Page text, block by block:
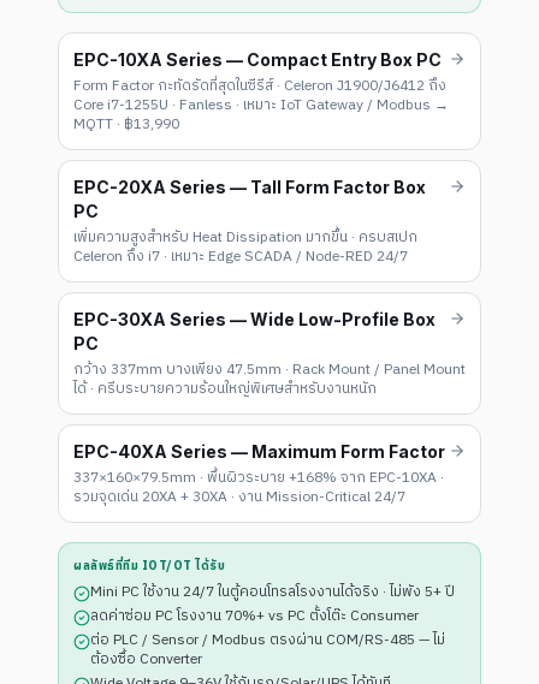
EPC-10XA Series — Compact Entry Box PC
Form Factor กะทัดรัดที่สุดในซีรีส์ · Celeron J1900/J6412 ถึง
Core i7-1255U · Fanless · เหมาะ IoT Gateway / Modbus →
MQTT · ฿13,990
EPC-20XA Series — Tall Form Factor Box
PC
เพิ่มความสูงสำหรับ Heat Dissipation มากขึ้น · ครบสเปก
Celeron ถึง i7 · เหมาะ Edge SCADA / Node-RED 24/7
EPC-30XA Series — Wide Low-Profile Box
PC
กว้าง 337mm บางเพียง 47.5mm · Rack Mount / Panel Mount
ได้ · ครีบระบายความร้อนใหญ่พิเศษสำหรับงานหนัก
EPC-40XA Series — Maximum Form Factor
337×160×79.5mm · พื้นผิวระบาย +168% จาก EPC-10XA ·
รวมจุดเด่น 20XA + 30XA · งาน Mission-Critical 24/7
ผลลัพธ์ที่ทีม IOT/OT ได้รับ
Mini PC ใช้งาน 24/7 ในตู้คอนโทรลโรงงานได้จริง · ไม่พัง 5+ ปี
ลดค่าซ่อม PC โรงงาน 70%+ vs PC ตั้งโต๊ะ Consumer
ต่อ PLC / Sensor / Modbus ตรงผ่าน COM/RS-485 — ไม่
ต้องซื้อ Converter